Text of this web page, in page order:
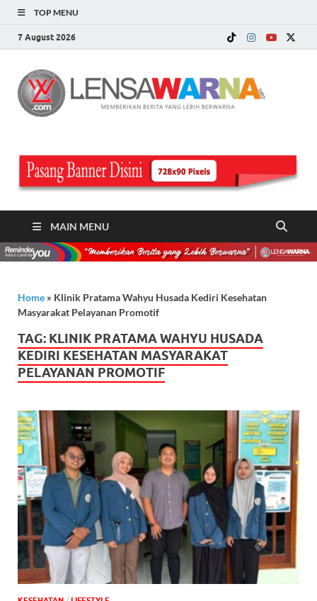
TOP MENU
7 August 2026
MAIN MENU
Home » Klinik Pratama Wahyu Husada Kediri Kesehatan
Masyarakat Pelayanan Promotif
TAG: KLINIK PRATAMA WAHYU HUSADA
KEDIRI KESEHATAN MASYARAKAT
PELAYANAN PROMOTIF